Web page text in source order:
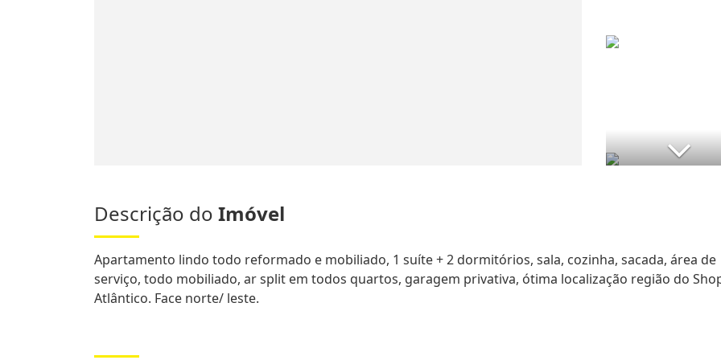
Descrição do Imóvel
Apartamento lindo todo reformado e mobiliado, 1 suíte + 2 dormitórios, sala, cozinha, sacada, área de
serviço, todo mobiliado, ar split em todos quartos, garagem privativa, ótima localização região do
Atlântico. Face norte/ leste.